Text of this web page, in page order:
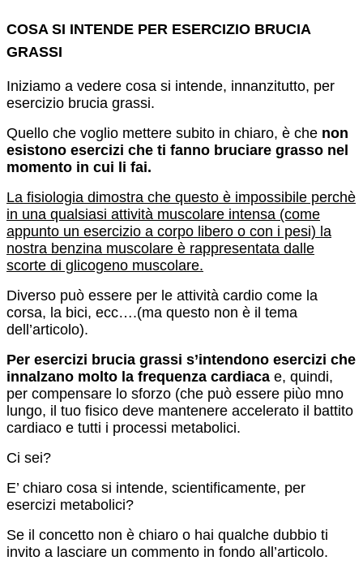
COSA SI INTENDE PER ESERCIZIO BRUCIA
GRASSI
Iniziamo a vedere cosa si intende, innanzitutto, per
esercizio brucia grassi.
Quello che voglio mettere subito in chiaro, è che non
esistono esercizi che ti fanno bruciare grasso nel
momento in cui li fai.
La fisiologia dimostra che questo è impossibile perchè
in una qualsiasi attività muscolare intensa (come
appunto un esercizio a corpo libero o con i pesi) la
nostra benzina muscolare è rappresentata dalle
scorte di glicogeno muscolare.
Diverso può essere per le attività cardio come la
corsa, la bici, ecc….(ma questo non è il tema
dell’articolo).
Per esercizi brucia grassi s’intendono esercizi che
innalzano molto la frequenza cardiaca e, quindi,
per compensare lo sforzo (che può essere piùo mno
lungo, il tuo fisico deve mantenere accelerato il battito
cardiaco e tutti i processi metabolici.
Ci sei?
E’ chiaro cosa si intende, scientificamente, per
esercizi metabolici?
Se il concetto non è chiaro o hai qualche dubbio ti
invito a lasciare un commento in fondo all’articolo.